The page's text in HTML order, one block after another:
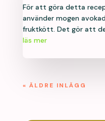
För att göra detta
använder mogen
fruktkött. Det gör att de
läs mer
« ÄLDRE INLÄGG